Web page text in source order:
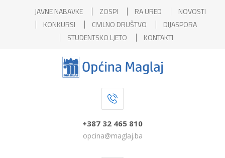
JAVNE NABAVKE ZOSPI RA URED
NOVOSTI
KONKURSI
CIVILNO DRUŠTVO
DIJASPORA
STUDENTSKO LJETO
KONTAKTI
+387 32 465 810
opcina@maglaj.ba